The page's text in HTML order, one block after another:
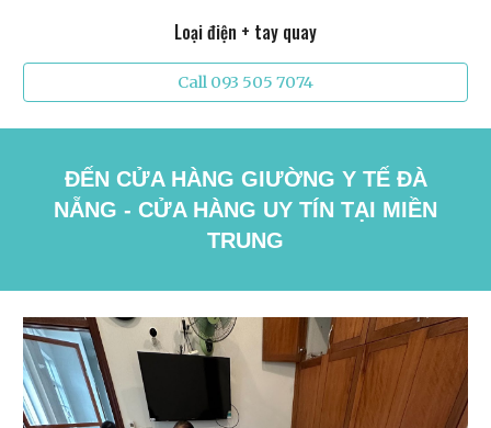
Loại điện + tay quay
Call 093 505 7074
ĐẾN CỬA HÀNG GIƯỜNG Y TẾ ĐÀ
NẴNG - CỬA HÀNG UY TÍN TẠI MIỀN
TRUNG